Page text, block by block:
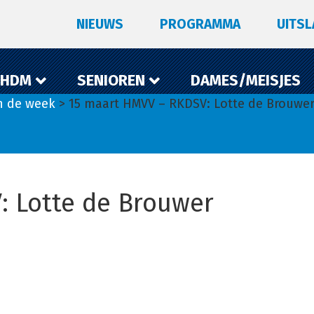
NIEUWS PROGRAMMA
SENIOREN DAMES/MEISJES
de week > 15 maart HMVV – RKDSV: Lotte de Brouwer
Lotte de Brouwer